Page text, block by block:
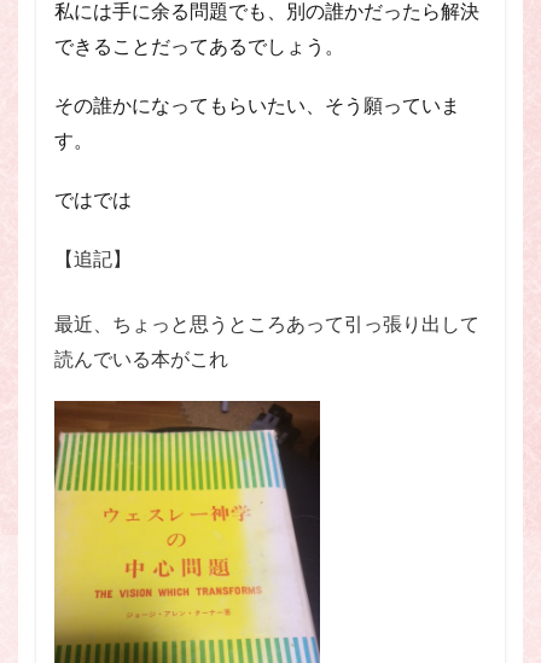
私には手に余る問題でも、別の誰かだったら解決
できることだってあるでしょう。
その誰かになってもらいたい、そう願っていま
す。
ではでは
【追記】
最近、ちょっと思うところあって引っ張り出して
読んでいる本がこれ